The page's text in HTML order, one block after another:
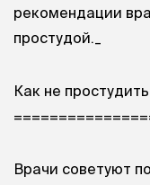
рекомендации
простудой._
Как не
Врачи советуют